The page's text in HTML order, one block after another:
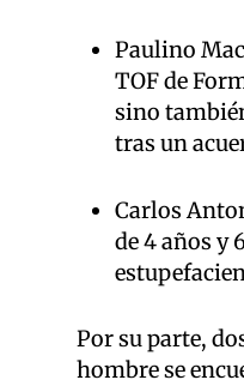
Paulino
TOF de
sino
tras un
Carlos
de 4 años y
Por su parte,
hombre se